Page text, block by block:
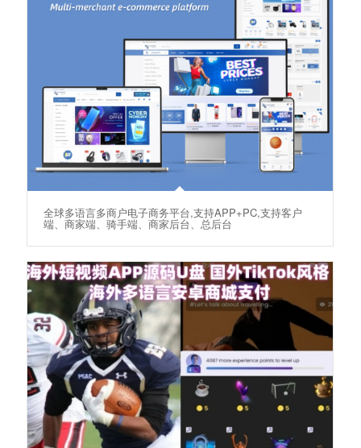
全球多语言多商户电子商务平台,支持APP+PC,支持客户
端、商家端、骑手端、商家后台、总后台